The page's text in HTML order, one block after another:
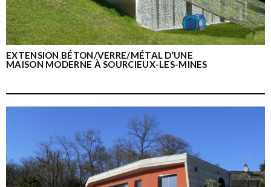
EXTENSION BÉTON/VERRE/MÉTAL D’UNE
MAISON MODERNE À SOURCIEUX-LES-MINES